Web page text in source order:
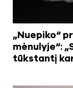
„Nuepiko“
mėnulyje“:
tūkstantį